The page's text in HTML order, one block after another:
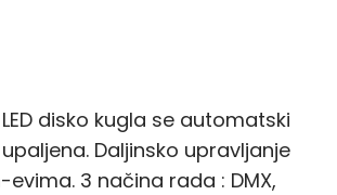
disko kugla se automatski
Daljinsko upravljanje
3 načina rada : DMX,